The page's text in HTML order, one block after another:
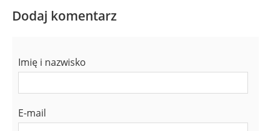
Dodaj komentarz
Imię i nazwisko
E-mail